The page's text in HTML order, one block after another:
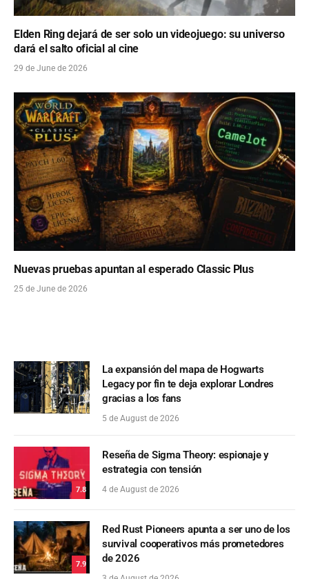
Elden Ring dejará de ser solo un videojuego: su universo
dará el salto oficial al cine
29 de June de 2026
Nuevas pruebas apuntan al esperado Classic Plus
25 de June de 2026
La expansión del mapa de Hogwarts
Legacy por fin te deja explorar Londres
gracias a los fans
5 de August de 2026
7.8
Reseña de Sigma Theory: espionaje y
estrategia con tensión
4 de August de 2026
7.9
Red Rust Pioneers apunta a ser uno de los
survival cooperativos más prometedores
de 2026